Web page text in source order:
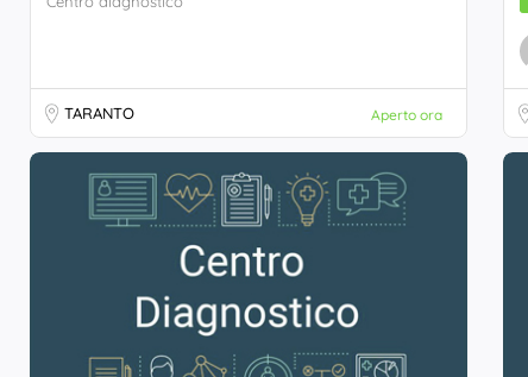
TARANTO Aperto ora